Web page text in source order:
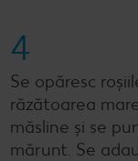
4
Se opăresc
răzătoarea
măsline și se
mărunt. Se